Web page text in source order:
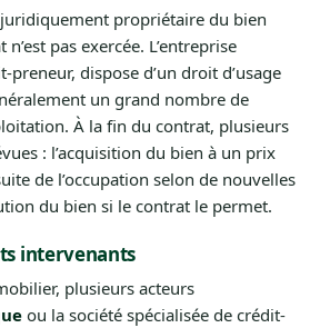
propriétaire du bien
n’est pas exercée. L’entreprise
preneur, dispose d’un droit d’usage
un grand nombre de
À la fin du contrat, plusieurs
: l’acquisition du bien à un prix
de l’occupation selon de nouvelles
du bien si le contrat le permet.
intervenants
plusieurs acteurs
ou la société spécialisée de crédit-